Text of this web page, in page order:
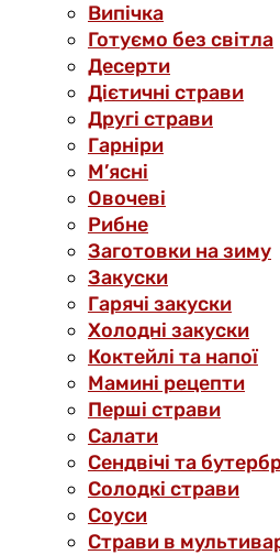
Випічка
Готуємо без світла
Десерти
Дієтичні страви
Другі страви
Гарніри
М’ясні
Овочеві
Рибне
Заготовки на зиму
Закуски
Гарячі закуски
Холодні закуски
Коктейлі та напої
Мамині рецепти
Перші страви
Салати
Сендвічі та
Солодкі страви
Соуси
Страви в